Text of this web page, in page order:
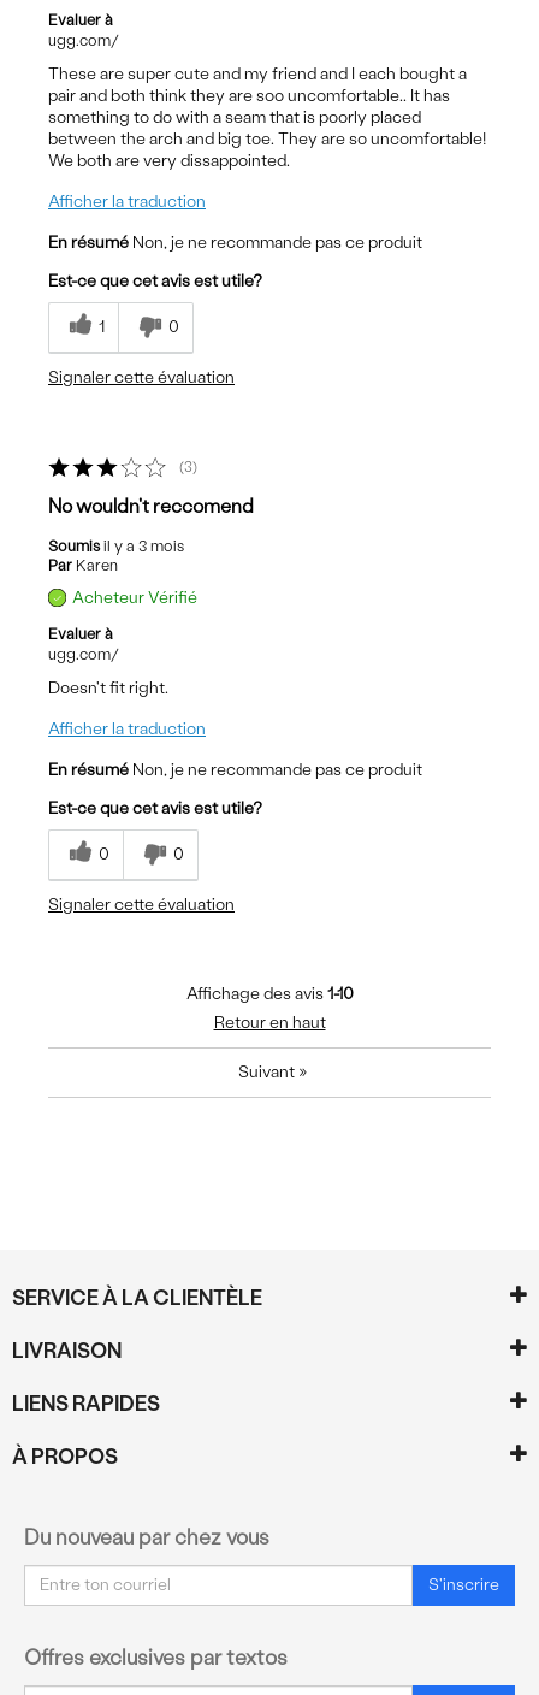
Evaluer à
ugg.com/
These are super cute and my friend and I each bought a
pair and both think they are soo uncomfortable.. It has
something to do with a seam that is poorly placed
between the arch and big toe. They are so uncomfortable!
We both are very dissappointed.
Afficher la traduction
En résumé Non, je ne recommande pas ce produit
Est-ce que cet avis est utile?
1 0
Signaler cette évaluation
3
No wouldn't reccomend
Soumisil y a 3 mois
Par Karen
Acheteur Vérifié
Evaluer à
ugg.com/
Doesn't fit right.
Afficher la traduction
En résumé Non, je ne recommande pas ce produit
Est-ce que cet avis est utile?
0 0
Signaler cette évaluation
Affichage des avis1-10
Retour en haut
Suivant »
SERVICE À LA CLIENTÈLE
LIVRAISON
LIENS RAPIDES
À PROPOS
Du nouveau par chez vous
Courriel S'inscrire
Offres exclusives par textos